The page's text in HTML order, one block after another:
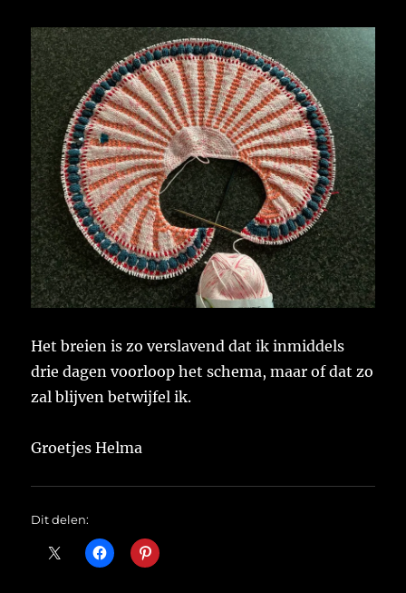
Het breien is zo verslavend dat ik inmiddels
drie dagen voorloop het schema, maar of dat zo
zal blijven betwijfel ik.
Groetjes Helma
Dit delen: